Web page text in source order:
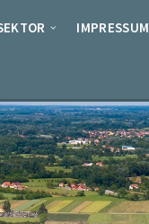
IMPRESSUM